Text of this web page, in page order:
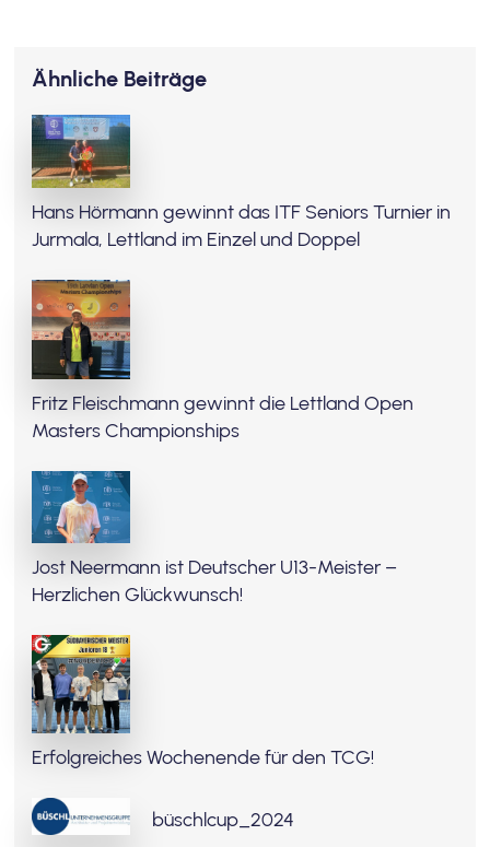
Ähnliche Beiträge
Hans Hörmann gewinnt das ITF Seniors Turnier in
Jurmala, Lettland im Einzel und Doppel
Fritz Fleischmann gewinnt die Lettland Open
Masters Championships
Jost Neermann ist Deutscher U13-Meister –
Herzlichen Glückwunsch!
Erfolgreiches Wochenende für den TCG!
büschlcup_2024